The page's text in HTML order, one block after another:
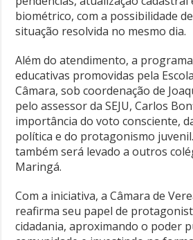
biométrico, com a possibilidade
situação resolvida no mesmo dia.
Além do atendimento, a
educativas promovidas pela
Câmara, sob coordenação de
pelo assessor da SEJU, Carlos
importância do voto consciente,
política e do protagonismo
também será levado a outros
Maringá.
Com a iniciativa, a Câmara de
reafirma seu papel de
cidadania, aproximando o poder